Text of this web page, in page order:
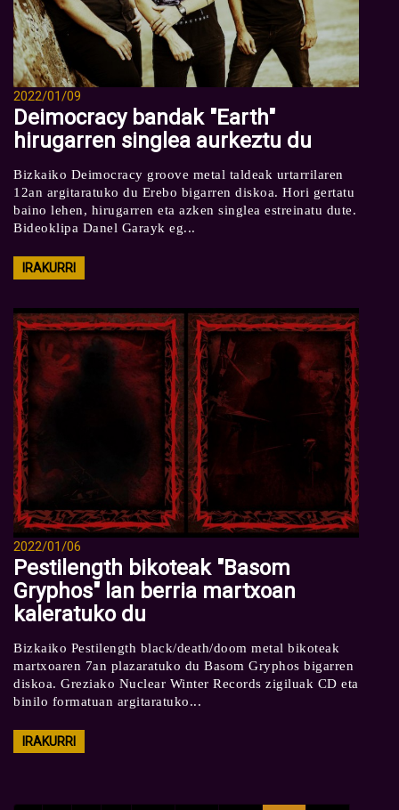
2022/01/09
Deimocracy bandak "Earth"
hirugarren singlea aurkeztu du
Bizkaiko Deimocracy groove metal taldeak urtarrilaren
12an argitaratuko du Erebo bigarren diskoa. Hori gertatu
baino lehen, hirugarren eta azken singlea estreinatu dute.
Bideoklipa Danel Garayk eg...
IRAKURRI
2022/01/06
Pestilength bikoteak "Basom
Gryphos" lan berria martxoan
kaleratuko du
Bizkaiko Pestilength black/death/doom metal bikoteak
martxoaren 7an plazaratuko du Basom Gryphos bigarren
diskoa. Greziako Nuclear Winter Records zigiluak CD eta
binilo formatuan argitaratuko...
IRAKURRI